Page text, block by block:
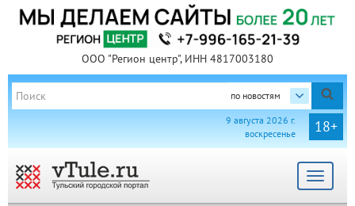
ООО "Регион центр", ИНН 4817003180
по новостям
18+
9 августа 2026 г.
воскресенье
Toggle